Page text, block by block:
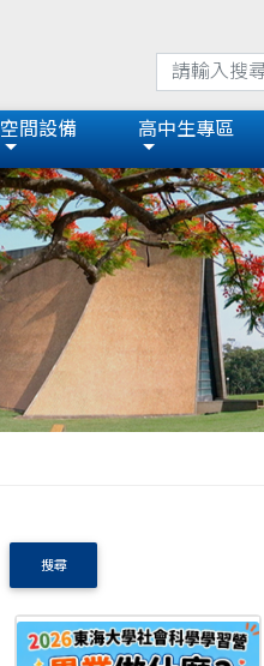
空間設備 高中生專區
搜尋